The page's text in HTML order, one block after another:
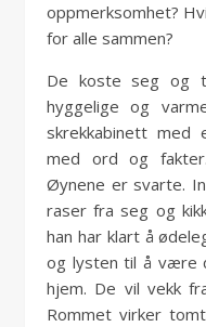
oppmerksomhet?
for alle sammen?
De koste seg og
hyggelige og
skrekkabinett
med ord og
Øynene er svarte.
raser fra seg og
han har klart å
og lysten til å være
hjem. De vil vekk
Rommet virker